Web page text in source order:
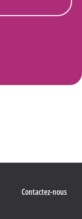
Contactez-nous